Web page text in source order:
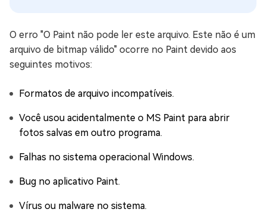
O erro "O Paint não pode ler este arquivo. Este não é um
arquivo de bitmap válido" ocorre no Paint devido aos
seguintes motivos:
Formatos de arquivo incompatíveis.
Você usou acidentalmente o MS Paint para abrir
fotos salvas em outro programa.
Falhas no sistema operacional Windows.
Bug no aplicativo Paint.
Vírus ou malware no sistema.